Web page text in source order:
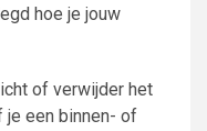
hoe je jouw
of verwijder het
je een binnen- of